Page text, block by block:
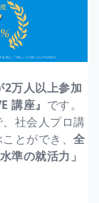
万人以上参加
講座』 です。
社会人プロ講
とができ、 全
準の就活力」